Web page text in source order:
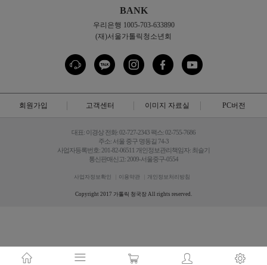
BANK
우리은행 1005-703-633890
(재)서울가톨릭청소년회
회원가입 고객센터 이미지 자료실 PC버전
대표: 이경상 전화: 02-727-2343 팩스: 02-755-7686
주소: 서울 중구 명동길 74-3
사업자등록번호: 201-82-06511 개인정보관리책임자: 최슬기
통신판매신고: 2009-서울중구-0554
사업자정보확인 이용약관 개인정보처리방침
Copyright 2017 가톨릭 청국장 All rights reserved.